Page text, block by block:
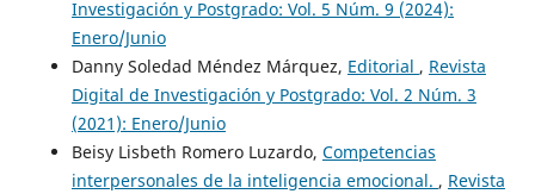
Investigación y Postgrado: Vol. 5 Núm. 9 (2024):
Enero/Junio
Danny Soledad Méndez Márquez, Editorial , Revista
Digital de Investigación y Postgrado: Vol. 2 Núm. 3
(2021): Enero/Junio
Beisy Lisbeth Romero Luzardo, Competencias
interpersonales de la inteligencia emocional. , Revista